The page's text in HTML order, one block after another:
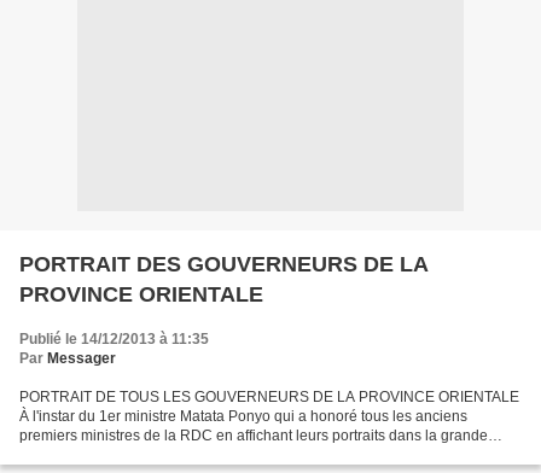
PORTRAIT DES GOUVERNEURS DE LA
PROVINCE ORIENTALE
Publié le 14/12/2013 à 11:35
Par Messager
PORTRAIT DE TOUS LES GOUVERNEURS DE LA PROVINCE ORIENTALE
À l'instar du 1er ministre Matata Ponyo qui a honoré tous les anciens
premiers ministres de la RDC en affichant leurs portraits dans la grande